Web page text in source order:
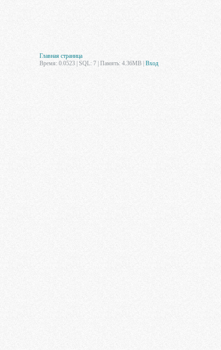
Главная страница
Время: 0.0523 | SQL: 7 | Память: 4.36MB Вход